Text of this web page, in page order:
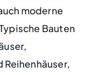
moderne
Bauten